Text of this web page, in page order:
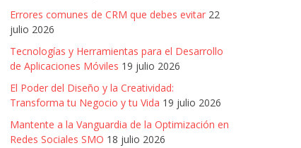
Errores comunes de CRM que debes evitar 22
julio 2026
Tecnologías y Herramientas para el Desarrollo
de Aplicaciones Móviles 19 julio 2026
El Poder del Diseño y la Creatividad:
Transforma tu Negocio y tu Vida 19 julio 2026
Mantente a la Vanguardia de la Optimización en
Redes Sociales SMO 18 julio 2026